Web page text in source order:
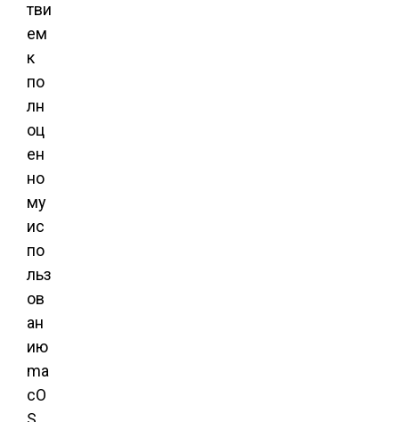
тви
ем
к
по
лн
оц
ен
но
му
ис
по
льз
ов
ан
ию
ma
cO